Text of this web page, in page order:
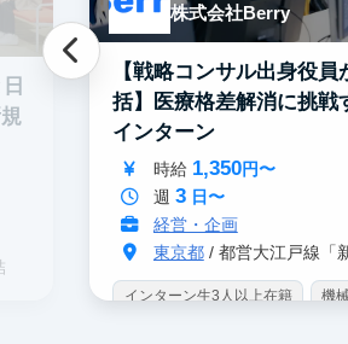
株式会社Berry
【戦略コンサル出身役員
括】医療格差解消に挑戦
インターン
時給 1,350円〜
週 3日〜
経営・企画
東京都/ 都営大江戸線「新御徒町駅」
インターン生3人以上在籍 機